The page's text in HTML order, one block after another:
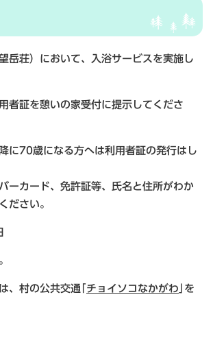
岳荘）において、入浴サービスを実施し
者証を憩いの家受付に提示してくださ
に70歳になる方へは利用者証の発行はし
ーカード、免許証等、氏名と住所がわか
ださい。
、村の公共交通｢ チョイソコなかがわ ｣を